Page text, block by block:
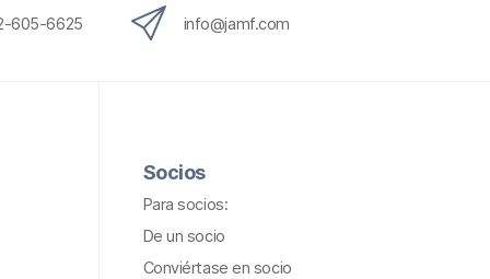
605-6625 info@jamf.com
Socios
Para socios:
De un socio
Conviértase en socio